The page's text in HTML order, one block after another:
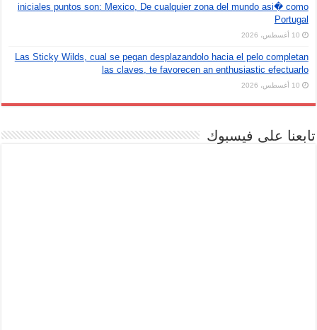
iniciales puntos son: Mexico, De cualquier zona del mundo asi� como
Portugal
10 أغسطس، 2026
Las Sticky Wilds, cual se pegan desplazandolo hacia el pelo completan
las claves, te favorecen an enthusiastic efectuarlo
10 أغسطس، 2026
تابعنا على فيسبوك